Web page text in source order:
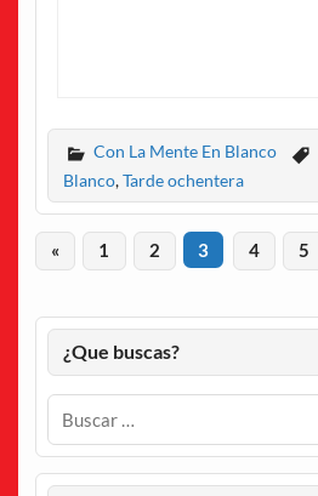
Con La Mente En Blanco
Blanco,Tarde ochentera
« 1 2 3 4 5
¿Que buscas?